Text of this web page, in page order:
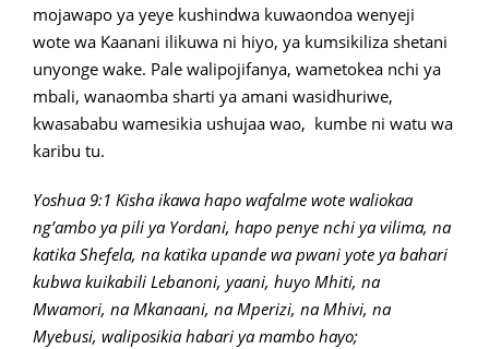
mojawapo ya yeye kushindwa kuwaondoa wenyeji
wote wa Kaanani ilikuwa ni hiyo, ya kumsikiliza shetani
unyonge wake. Pale walipojifanya, wametokea nchi ya
mbali, wanaomba sharti ya amani wasidhuriwe,
kwasababu wamesikia ushujaa wao, kumbe ni watu wa
karibu tu.
Yoshua 9:1 Kisha ikawa hapo wafalme wote waliokaa
ng’ambo ya pili ya Yordani, hapo penye nchi ya vilima, na
katika Shefela, na katika upande wa pwani yote ya bahari
kubwa kuikabili Lebanoni, yaani, huyo Mhiti, na
Mwamori, na Mkanaani, na Mperizi, na Mhivi, na
Myebusi, waliposikia habari ya mambo hayo;